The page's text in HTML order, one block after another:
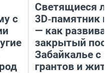
с
Светящиеся
3D‑памятник и
— как
закрытый
Забайкалье с
грантов и